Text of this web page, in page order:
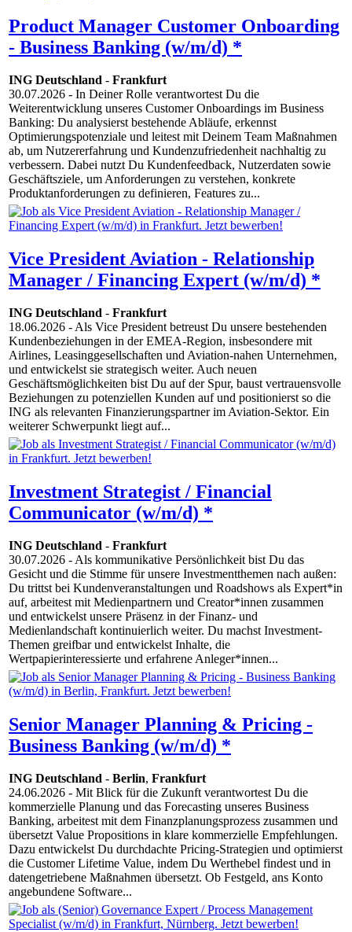
Product Manager Customer Onboarding
- Business Banking (w/m/d) *
ING Deutschland - Frankfurt
30.07.2026 - In Deiner Rolle verantwortest Du die
Weiterentwicklung unseres Customer Onboardings im Business
Banking: Du analysierst bestehende Abläufe, erkennst
Optimierungspotenziale und leitest mit Deinem Team Maßnahmen
ab, um Nutzererfahrung und Kundenzufriedenheit nachhaltig zu
verbessern. Dabei nutzt Du Kundenfeedback, Nutzerdaten sowie
Geschäftsziele, um Anforderungen zu verstehen, konkrete
Produktanforderungen zu definieren, Features zu...
Vice President Aviation - Relationship
Manager / Financing Expert (w/m/d) *
ING Deutschland - Frankfurt
18.06.2026 - Als Vice President betreust Du unsere bestehenden
Kundenbeziehungen in der EMEA-Region, insbesondere mit
Airlines, Leasinggesellschaften und Aviation-nahen Unternehmen,
und entwickelst sie strategisch weiter. Auch neuen
Geschäftsmöglichkeiten bist Du auf der Spur, baust vertrauensvolle
Beziehungen zu potenziellen Kunden auf und positionierst so die
ING als relevanten Finanzierungspartner im Aviation-Sektor. Ein
weiterer Schwerpunkt liegt auf...
Investment Strategist / Financial
Communicator (w/m/d) *
ING Deutschland - Frankfurt
30.07.2026 - Als kommunikative Persönlichkeit bist Du das
Gesicht und die Stimme für unsere Investmentthemen nach außen:
Du trittst bei Kundenveranstaltungen und Roadshows als Expert*in
auf, arbeitest mit Medienpartnern und Creator*innen zusammen
und entwickelst unsere Präsenz in der Finanz- und
Medienlandschaft kontinuierlich weiter. Du machst Investment-
Themen greifbar und entwickelst Inhalte, die
Wertpapierinteressierte und erfahrene Anleger*innen...
Senior Manager Planning & Pricing -
Business Banking (w/m/d) *
ING Deutschland - Berlin, Frankfurt
24.06.2026 - Mit Blick für die Zukunft verantwortest Du die
kommerzielle Planung und das Forecasting unseres Business
Banking, arbeitest mit dem Finanzplanungsprozess zusammen und
übersetzt Value Propositions in klare kommerzielle Empfehlungen.
Dazu entwickelst Du durchdachte Pricing-Strategien und optimierst
die Customer Lifetime Value, indem Du Werthebel findest und in
datengetriebene Maßnahmen übersetzt. Ob Festgeld, ans Konto
angebundene Software...